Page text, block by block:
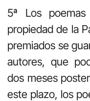
5ª Los
propiedad de la
premiados se
autores, que
dos meses
este plazo, los